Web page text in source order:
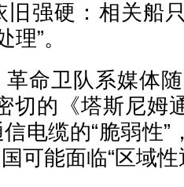
强硬：相关船
”。
命卫队系媒体
切的《塔斯尼姆
电缆的“脆弱性”
可能面临“区域性